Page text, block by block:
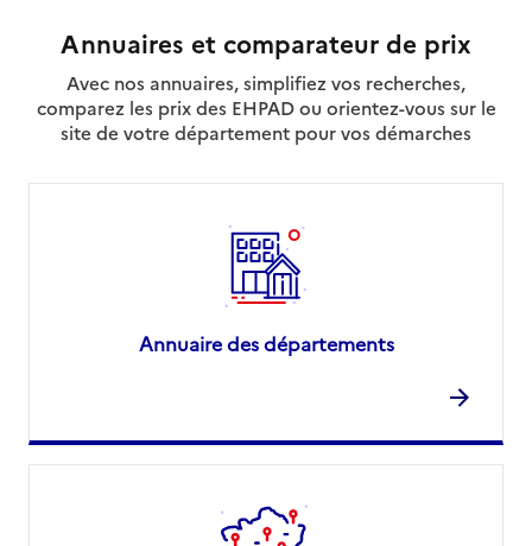
Annuaires et comparateur de prix
Avec nos annuaires, simplifiez vos recherches,
comparez les prix des EHPAD ou orientez-vous sur le
site de votre département pour vos démarches
Annuaire des départements